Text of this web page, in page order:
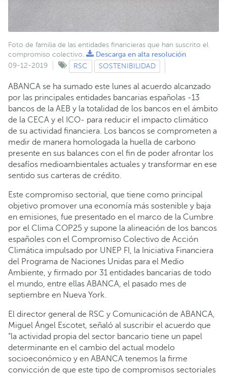
Foto de familia de las entidades financieras que han suscrito el
compromiso colectivo.
Descarga en alta resolución
09-12-2019
RSC SOSTENIBILIDAD
ABANCA se ha sumado este lunes al acuerdo alcanzado
por las principales entidades bancarias españolas -13
bancos de la AEB y la totalidad de los bancos en el ámbito
de la CECA y el ICO- para reducir el impacto climático
de su actividad financiera. Los bancos se comprometen a
medir de manera homologada la huella de carbono
presente en sus balances con el fin de poder afrontar los
desafíos medioambientales actuales y transformar en ese
sentido sus carteras de crédito.
Este compromiso sectorial, que tiene como principal
objetivo promover una economía más sostenible y baja
en emisiones, fue presentado en el marco de la Cumbre
por el Clima COP25 y supone la alineación de los bancos
españoles con el Compromiso Colectivo de Acción
Climática impulsado por UNEP FI, la Iniciativa Financiera
del Programa de Naciones Unidas para el Medio
Ambiente, y firmado por 31 entidades bancarias de todo
el mundo, entre ellas ABANCA, el pasado mes de
septiembre en Nueva York.
El director general de RSC y Comunicación de ABANCA,
Miguel Ángel Escotet, señaló al suscribir el acuerdo que
“la actividad propia del sector bancario tiene un papel
determinante en el cambio del actual modelo
socioeconómico y en ABANCA tenemos la firme
convicción de que este tipo de compromisos sectoriales